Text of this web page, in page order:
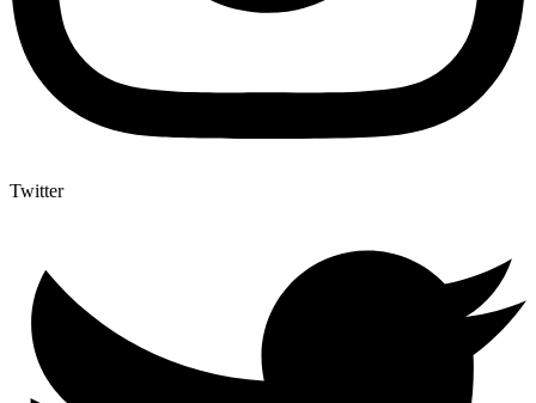
Twitter